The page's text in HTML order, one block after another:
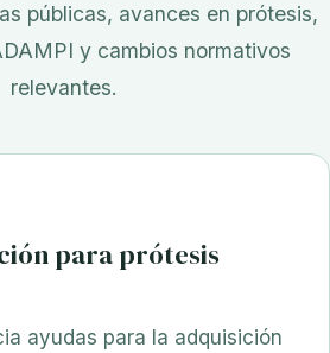
públicas, avances en prótesis,
y cambios normativos
relevantes.
para prótesis
ayudas para la adquisición